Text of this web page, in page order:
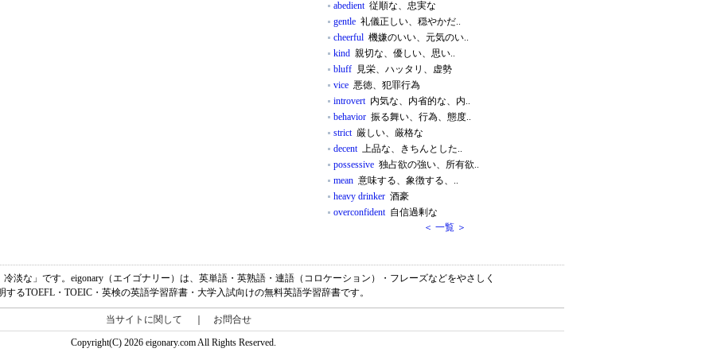
abedient従順な、忠実な
gentle 礼儀正しい、穏やかだ..
cheerful 機嫌のいい、元気のい..
kind 親切な、優しい、思い..
bluff 見栄、ハッタリ、虚勢
vice 悪徳、犯罪行為
introvert内気な、内省的な、内..
behavior 振る舞い、行為、態度..
strict厳しい、厳格な
decent上品な、きちんとした..
possessive 独占欲の強い、所有欲..
mean 意味する、象徴する、..
heavy drinker 酒豪
overconfident自信過剰な
＜ 一覧 ＞
冷淡な」です。eigonary（エイゴナリー）は、英単語・英熟語・連語（コロケーション）・フレーズなどをやさしく
するTOEFL・TOEIC・英検の英語学習辞書・大学入試向けの無料英語学習辞書です。
当サイトに関して お問合せ
Copyright(C) 2026 eigonary.com All Rights Reserved.